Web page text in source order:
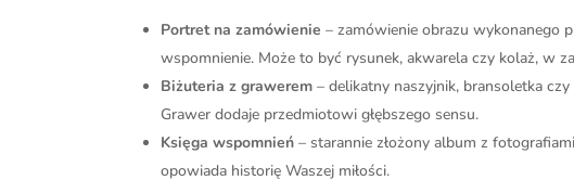
Portret na zamówienie – zamówienie obrazu wykonanego
wspomnienie. Może to być rysunek, akwarela czy kolaż, w
Biżuteria z grawerem – delikatny naszyjnik, bransoletka
Grawer dodaje przedmiotowi głębszego sensu.
Księga wspomnień – starannie złożony album z
opowiada historię Waszej miłości.